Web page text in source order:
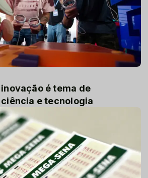
é tema de
e tecnologia